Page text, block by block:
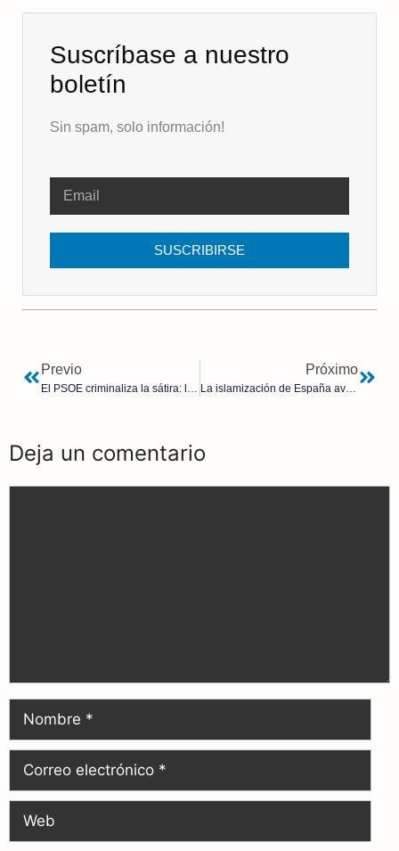
Suscríbase a nuestro
boletín
Sin spam, solo información!
SUSCRIBIRSE
Previo Próximo
La islamización de España avanza con rapidez: ya cuenta con 2.000 mezquitas, el doble que en 2011
Deja un comentario